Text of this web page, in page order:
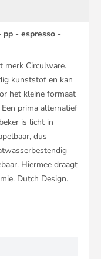
- espresso -
merk Circulware.
kunststof en kan
het kleine formaat
prima alternatief
is licht in
dus
Hiermee draagt
Dutch Design.